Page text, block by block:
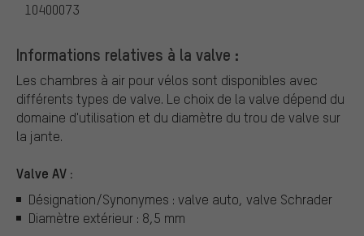
10400073
Informations relatives à la valve :
Les chambres à air pour vélos sont disponibles avec
différents types de valve. Le choix de la valve dépend du
domaine d'utilisation et du diamètre du trou de valve sur
la jante.
Valve AV :
Désignation/Synonymes : valve auto, valve Schrader
Diamètre extérieur : 8,5 mm